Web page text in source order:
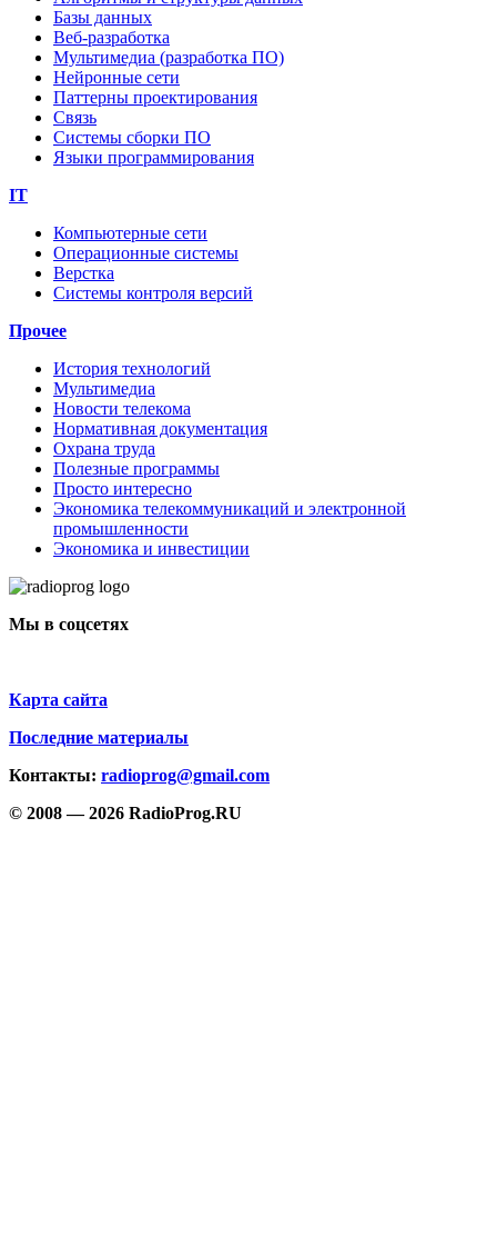
Базы данных
Веб-разработка
Мультимедиа (разработка ПО)
Нейронные сети
Паттерны проектирования
Связь
Системы сборки ПО
Языки программирования
IT
Компьютерные сети
Операционные системы
Верстка
Системы контроля версий
Прочее
История технологий
Мультимедиа
Новости телекома
Нормативная документация
Охрана труда
Полезные программы
Просто интересно
Экономика телекоммуникаций и электронной
промышленности
Экономика и инвестиции
Мы в соцсетях
Карта сайта
Последние материалы
Контакты: radioprog@gmail.com
© 2008 — 2026 RadioProg.RU